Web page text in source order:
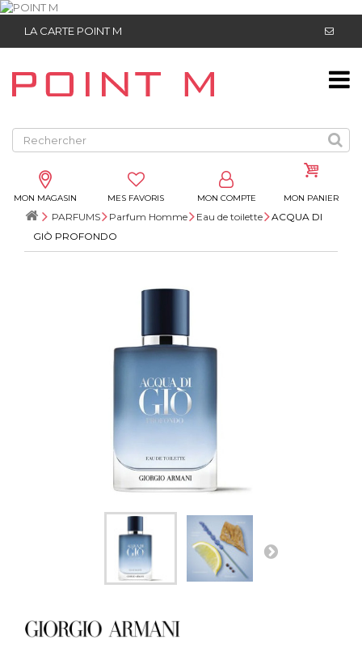
LA CARTE POINT M
MON MAGASIN MES FAVORIS MON COMPTE MON PANIER
PARFUMS Parfum Homme Eau de toilette
ACQUA DI
GIÒ PROFONDO